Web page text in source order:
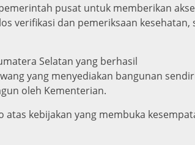
pusat untuk memberikan
verifikasi dan pemeriksaan kesehatan,
Selatan yang berhasil
yang menyediakan bangunan
oleh Kementerian.
kebijakan yang membuka